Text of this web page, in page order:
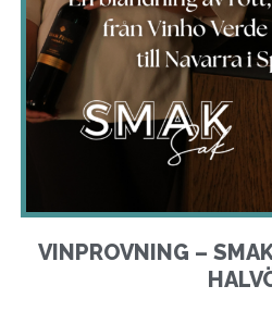
VINPROVNING –